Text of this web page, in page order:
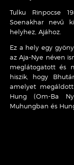
Tulku Rinpocse
Soenakhar nevű
helyhez, Ajához.
Ez a hely egy
az Aja-Nye néven
meglátogatott és
hiszik, hogy
amelyet
Hung (Om-Ba
Muhungban és